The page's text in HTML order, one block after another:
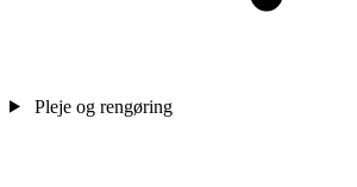
Pleje og rengøring